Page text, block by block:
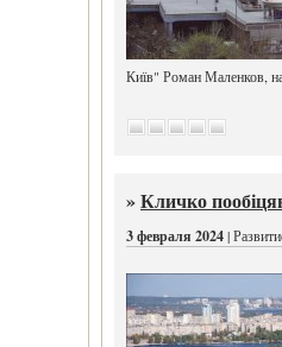
Київ" Роман Маленков, на
»Кличко
3 февраля 2024|